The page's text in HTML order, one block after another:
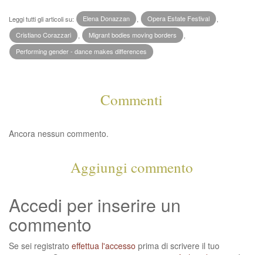
Leggi tutti gli articoli su: Elena Donazzan Opera Estate Festival
Cristiano Corazzari
Migrant bodies moving borders
Performing gender - dance makes differences
Commenti
Ancora nessun commento.
Aggiungi commento
Accedi per inserire un
commento
Se sei registrato effettua l'accesso prima di scrivere il tuo